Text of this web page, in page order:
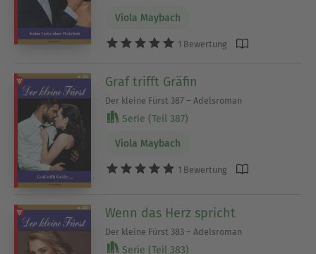
Viola Maybach
1 Bewertung
Graf trifft Gräfin
Der kleine Fürst 387 – Adelsroman
Serie (Teil 387)
Viola Maybach
1 Bewertung
Wenn das Herz spricht
Der kleine Fürst 383 – Adelsroman
Serie (Teil 383)